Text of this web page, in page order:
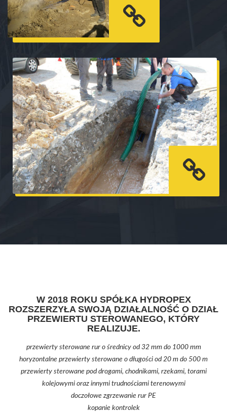
W 2018 ROKU SPÓŁKA HYDROPEX
ROZSZERZYŁA SWOJĄ DZIAŁALNOŚĆ O DZIAŁ
PRZEWIERTU STEROWANEGO, KTÓRY
REALIZUJE.
przewierty sterowane rur o średnicy od 32 mm do 1000 mm
horyzontalne przewierty sterowane o długości od 20 m do 500 m
przewierty sterowane pod drogami, chodnikami, rzekami, torami
kolejowymi oraz innymi trudnościami terenowymi
doczołowe zgrzewanie rur PE
kopanie kontrolek